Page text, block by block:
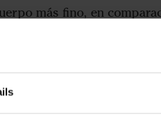
más fino, en
vez repercute
Marathon Edge son la
Magnus
Edge - la Marathon